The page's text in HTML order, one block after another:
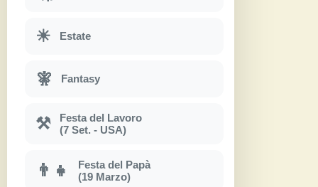
☀ Estate
🧚 Fantasy
⚒
Festa del Lavoro
(7 Set. - USA)
👨‍👧
Festa del Papà
(19 Marzo)